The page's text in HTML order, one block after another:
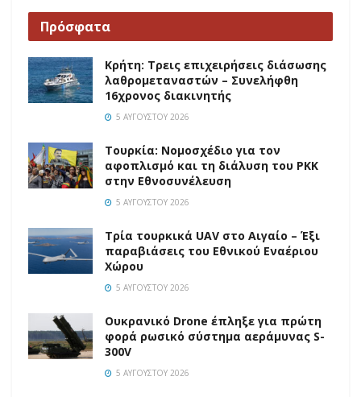
Πρόσφατα
Κρήτη: Τρεις επιχειρήσεις διάσωσης
λαθρομεταναστών – Συνελήφθη
16χρονος διακινητής
5 ΑΥΓΟΎΣΤΟΥ 2026
Τουρκία: Νομοσχέδιο για τον
αφοπλισμό και τη διάλυση του PKK
στην Εθνοσυνέλευση
5 ΑΥΓΟΎΣΤΟΥ 2026
Τρία τουρκικά UAV στο Αιγαίο – Έξι
παραβιάσεις του Εθνικού Εναέριου
Χώρου
5 ΑΥΓΟΎΣΤΟΥ 2026
Ουκρανικό Drone έπληξε για πρώτη
φορά ρωσικό σύστημα αεράμυνας S-
300V
5 ΑΥΓΟΎΣΤΟΥ 2026